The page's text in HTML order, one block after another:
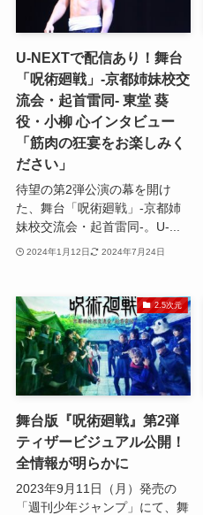
U-NEXTで配信あり！舞台
「呪術廻戦」-京都姉妹校交
流会・起首雷同- 東堂 葵
役・小柳 心インタビュー
「筋肉の狂宴をお楽しみく
ださい」
待望の第2弾公演の幕を開け
た、舞台「呪術廻戦」-京都姉
妹校交流会・起首雷同-。U-...
2024年1月12日 2024年7月24日
2.5次元
舞台版『呪術廻戦』第2弾
ティザービジュアル公開！
全情報が明らかに
2023年9月11日（月）発売の
「週刊少年ジャンプ」にて、舞